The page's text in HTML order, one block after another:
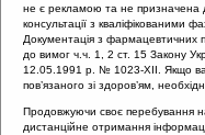
Головна
Матеріали за
12 Хвороби органів
Чи є ступінь
не є рекламою та не призначена
консультації з кваліфікованими
Документація з фармацевтичних
до вимог ч.ч. 1, 2 ст. 15 Закону
12.05.1991 р. № 1023-XII. Якщо вам
пов’язаного зі здоров’ям,
Продовжуючи своє перебування
дистанційне отримання